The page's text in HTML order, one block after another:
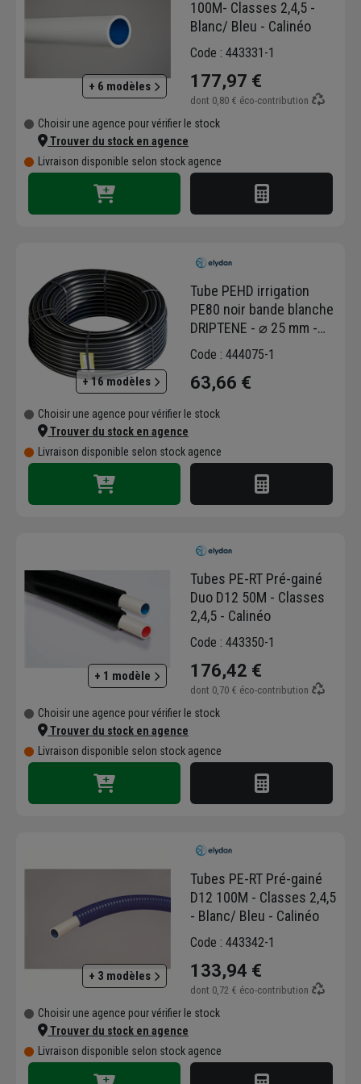
réseaux de télécommunication ou
d'électricité. En choisissant les produits
ELYDAN, vous optez pour des solutions
garantissant leur longévité.
+ 6 modèles
100M- Classes 2,4,5 -
Blanc/ Bleu - Calinéo
Code : 443331-1
177,97 €
dont 0,80 € éco-contribution
Choisir une agence pour vérifier le stock
Trouver du stock en agence
Livraison disponible selon stock agence
+ 16 modèles
Tube PEHD irrigation
PE80 noir bande blanche
DRIPTENE - ⌀ 25 mm -
50,00 m
Code : 444075-1
63,66 €
Choisir une agence pour vérifier le stock
Trouver du stock en agence
Livraison disponible selon stock agence
+ 1 modèle
Tubes PE-RT Pré-gainé
Duo D12 50M - Classes
2,4,5 - Calinéo
Code : 443350-1
176,42 €
dont 0,70 € éco-contribution
Choisir une agence pour vérifier le stock
Trouver du stock en agence
Livraison disponible selon stock agence
+ 3 modèles
Tubes PE-RT Pré-gainé
D12 100M - Classes 2,4,5
- Blanc/ Bleu - Calinéo
Code : 443342-1
133,94 €
dont 0,72 € éco-contribution
Choisir une agence pour vérifier le stock
Trouver du stock en agence
Livraison disponible selon stock agence